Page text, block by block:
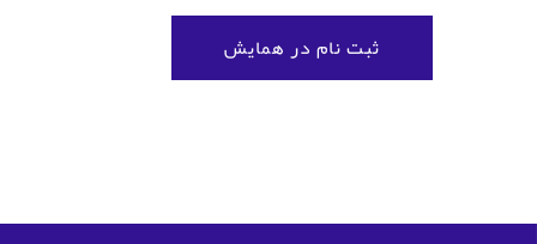
ثبت نام در همایش